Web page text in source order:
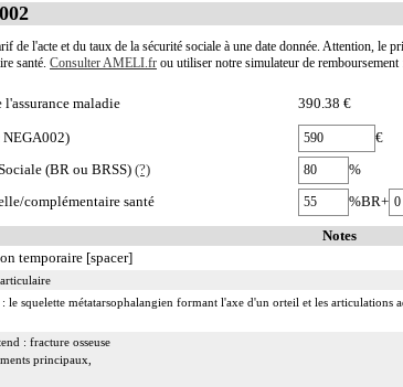
de l'acte et du taux de la sécurité sociale à une date donnée. Attention,
santé. Consulter AMELI.fr ou utiliser notre simulateur de remboursement
l'assurance maladie 390.38 €
NEGA002)
€
(BR ou BRSS) (?)
%
complémentaire santé
%BR+
Notes
temporaire [spacer]
squelette métatarsophalangien formant l'axe d'un orteil et les articulations
: fracture osseuse
principaux,